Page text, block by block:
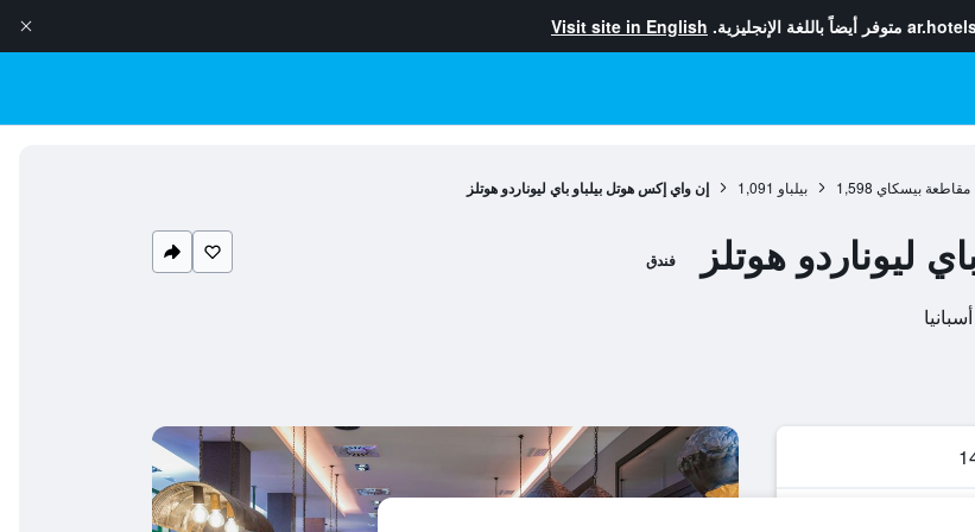
متوفر أيضاً باللغة الإنجليزية. Visit site in English
مقاطعة بيسكاي 1,598 بيلباو 1,091 إن واي إكس هوتل بيلباو باي ليوناردو هوتلز
ليوناردو هوتلز فندق